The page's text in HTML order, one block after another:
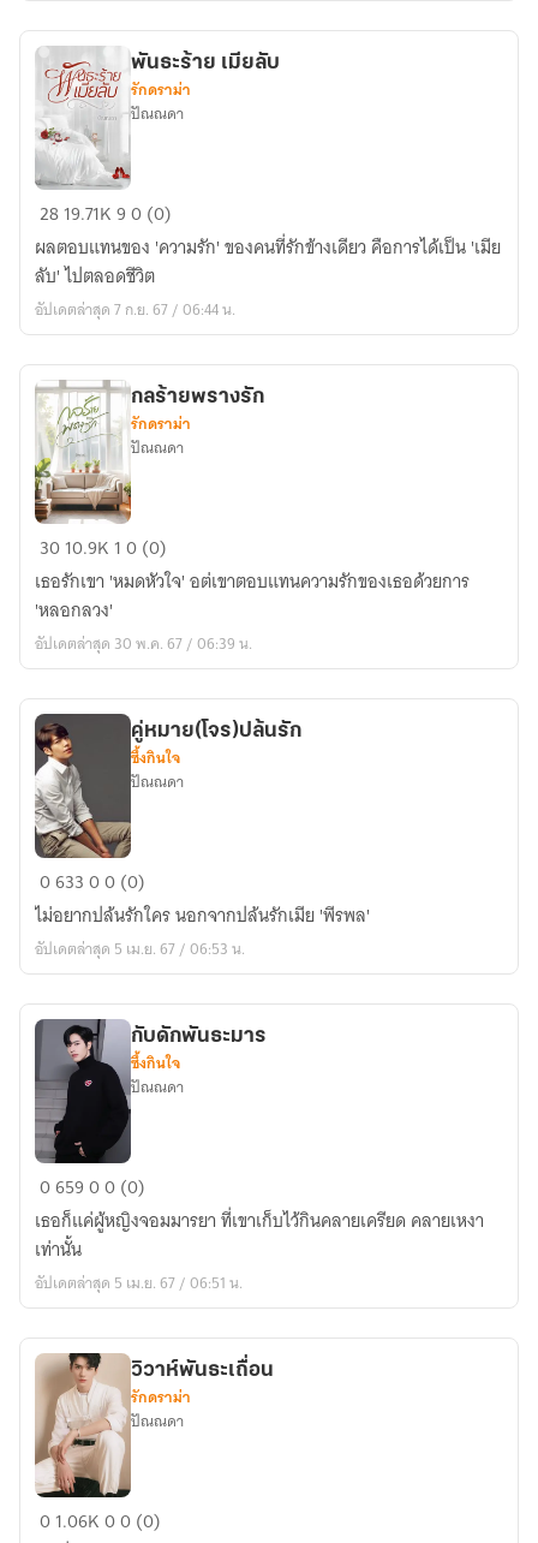
พันธะ
เมีย
ลับ
พันธะร้าย เมียลับ
รักดราม่า
ปัณณดา
2819.71K90 (0)
ผลตอบแทนของ 'ความรัก' ของคนที่รักข้างเดียว คือการได้เป็น 'เมีย
ลับ' ไปตลอดชีวิต
อัปเดตล่าสุด 7 ก.ย. 67 / 06:44 น.
กล
ร้าย
พราง
รัก
กลร้ายพรางรัก
รักดราม่า
ปัณณดา
3010.9K 10 (0)
เธอรักเขา 'หมดหัวใจ' อต่เขาตอบแทนความรักของเธอด้วยการ
'หลอกลวง'
อัปเดตล่าสุด 30 พ.ค. 67 / 06:39 น.
คู่
หมาย(โจร)ปล้น
รัก
คู่หมาย(โจร)ปล้นรัก
ซึ้งกินใจ
ปัณณดา
063300 (0)
ไม่อยากปล้นรักใคร นอกจากปล้นรักเมีย 'พีรพล'
อัปเดตล่าสุด 5 เม.ย. 67 / 06:53 น.
กับ
พันธะ
มาร
กับดักพันธะมาร
ซึ้งกินใจ
ปัณณดา
065900 (0)
เธอก็แค่ผู้หญิงจอมมารยา ที่เขาเก็บไว้กินคลายเครียด คลายเหงา
เท่านั้น
อัปเดตล่าสุด 5 เม.ย. 67 / 06:51 น.
วิวาห์
วิวาห์พันธะเถื่อน
รักดราม่า
ปัณณดา
01.06K00 (0)